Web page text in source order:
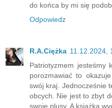
do końca by mi się
Odpowiedz
R.A.Ciężka 11.12.2024,
Patriotyzmem jesteśmy
porozmawiać to
swój kraj. Jednocześnie
obcych. Nie jest to zbyt
swoje plusy. A książka